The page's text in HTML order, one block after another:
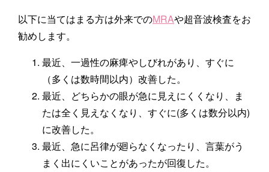
以下に当てはまる方は外来でのMRAや超音波検査をお
勧めします。
最近、一過性の麻痺やしびれがあり、すぐに
（多くは数時間以内）改善した。
最近、どちらかの眼が急に見えにくくなり、ま
たは全く見えなくなり、すぐに(多くは数分以内)
に改善した。
最近、急に呂律が廻らなくなったり、言葉がう
まく出にくいことがあったが回復した。